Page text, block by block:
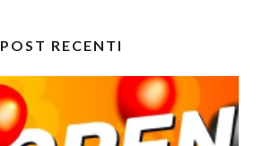
POST RECENTI